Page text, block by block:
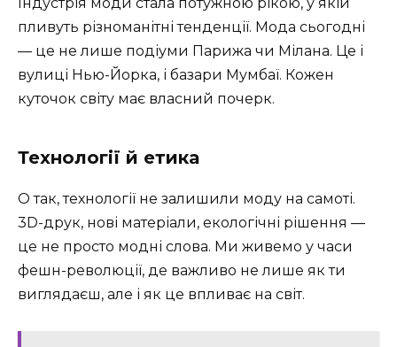
Індустрія моди стала потужною рікою, у якій
пливуть різноманітні тенденції. Мода сьогодні
— це не лише подіуми Парижа чи Мілана. Це і
вулиці Нью-Йорка, і базари Мумбаї. Кожен
куточок світу має власний почерк.
Технології й етика
О так, технології не залишили моду на самоті.
3D-друк, нові матеріали, екологічні рішення —
це не просто модні слова. Ми живемо у часи
фешн-революції, де важливо не лише як ти
виглядаєш, але і як це впливає на світ.